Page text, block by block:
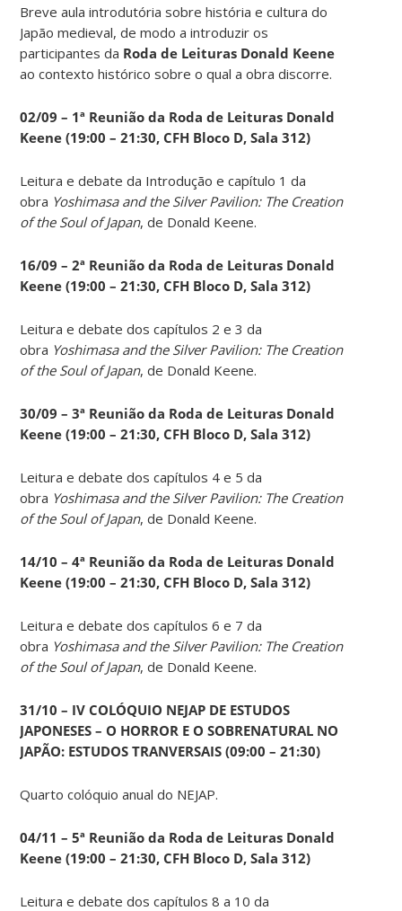
Breve aula introdutória sobre história e cultura do
Japão medieval, de modo a introduzir os
participantes da Roda de Leituras Donald Keene
ao contexto histórico sobre o qual a obra discorre.
02/09 – 1ª Reunião da Roda de Leituras Donald
Keene (19:00 – 21:30, CFH Bloco D, Sala 312)
Leitura e debate da Introdução e capítulo 1 da
obra Yoshimasa and the Silver Pavilion: The Creation
of the Soul of Japan, de Donald Keene.
16/09 – 2ª Reunião da Roda de Leituras Donald
Keene (19:00 – 21:30, CFH Bloco D, Sala 312)
Leitura e debate dos capítulos 2 e 3 da
obra Yoshimasa and the Silver Pavilion: The Creation
of the Soul of Japan, de Donald Keene.
30/09 – 3ª Reunião da Roda de Leituras Donald
Keene (19:00 – 21:30, CFH Bloco D, Sala 312)
Leitura e debate dos capítulos 4 e 5 da
obra Yoshimasa and the Silver Pavilion: The Creation
of the Soul of Japan, de Donald Keene.
14/10 – 4ª Reunião da Roda de Leituras Donald
Keene (19:00 – 21:30, CFH Bloco D, Sala 312)
Leitura e debate dos capítulos 6 e 7 da
obra Yoshimasa and the Silver Pavilion: The Creation
of the Soul of Japan, de Donald Keene.
31/10 – IV COLÓQUIO NEJAP DE ESTUDOS
JAPONESES – O HORROR E O SOBRENATURAL NO
JAPÃO: ESTUDOS TRANVERSAIS (09:00 – 21:30)
Quarto colóquio anual do NEJAP.
04/11 – 5ª Reunião da Roda de Leituras Donald
Keene (19:00 – 21:30, CFH Bloco D, Sala 312)
Leitura e debate dos capítulos 8 a 10 da